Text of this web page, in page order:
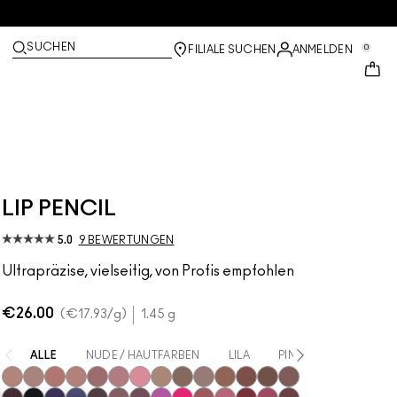
SUCHEN FILIALE SUCHEN ANMELDEN 0
LIP PENCIL
5.0 9 BEWERTUNGEN
Ultrapräzise, vielseitig, von Profis empfohlen
€26.00 €17.93/g 1.45 g
ALLE NUDE / HAUTFARBEN LILA PINK